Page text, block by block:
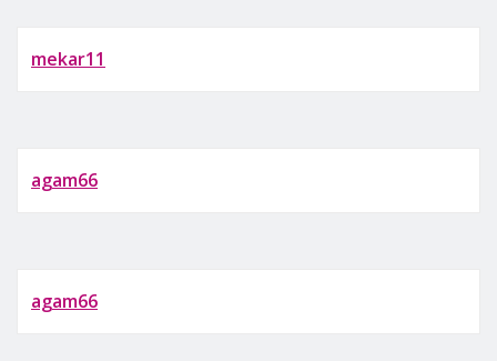
mekar11
agam66
agam66